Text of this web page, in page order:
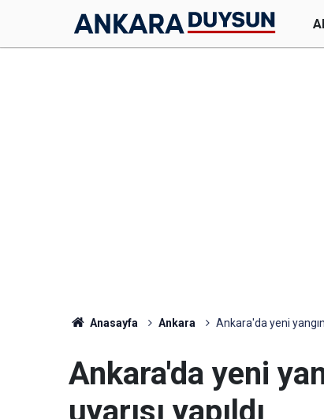
Anasayfa Ankara Ankara'da yeni
Ankara'da yeni
uyarısı yapıldı